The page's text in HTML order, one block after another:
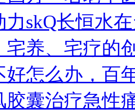
力skQ长恒水
宅养、宅疗的
好怎么办，百
胶囊治疗急性